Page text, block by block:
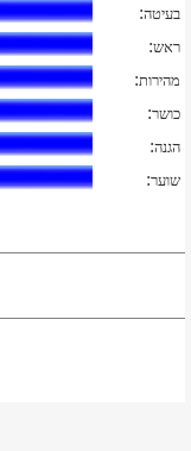
בעיטה:
ראש:
מהירות:
כושר:
הגנה:
שוער: